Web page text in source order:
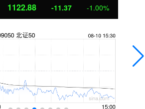
1122.88 -11.37 -1.00%